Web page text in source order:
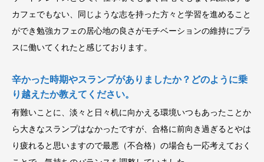
カフェでもない、同じような志を持った方々と学習を進めること
ができ勉強カフェの居心地の良さがモチベーションの維持にプラ
スに働いてくれたと感じております。
辛かった時期やスランプがありましたか？どのように乗
り越えたか教えてください。
有難いことに、淡々と日々机に向かえる環境いつもあったことか
ら大きなスランプはなかったですが、合格に前向き過ぎるとやは
り疲れると思いますので最悪（不合格）の場合も一応考えておく